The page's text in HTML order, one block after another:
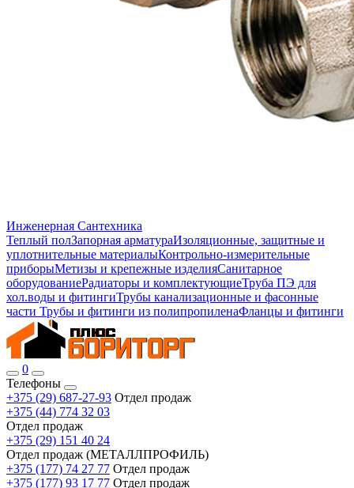
Инженерная Сантехника
Теплый полЗапорная арматураИзоляционные, защитные и
уплотнительные материалыКонтрольно-измерительные
приборыМетизы и крепежные изделияСанитарное
оборудованиеРадиаторы и комплектующиеТруба ПЭ для
хол.воды и фитингиТрубы канализационные и фасонные
части Трубы и фитинги из полипропиленаФланцы и фитинги
0
Телефоны
+375 (29) 687-27-93 Отдел продаж
+375 (44) 774 32 03
Отдел продаж
+375 (29) 151 40 24
Отдел продаж (МЕТАЛЛПРОФИЛЬ)
+375 (177) 74 27 77 Отдел продаж
+375 (177) 93 17 77 Отдел продаж